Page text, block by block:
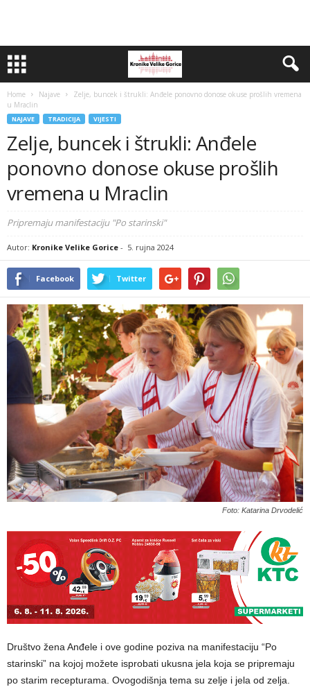
Home Najave
Zelje, buncek i štrukli: Anđele ponovno donose okuse prošlih vremena
u Mraclin
NAJAVE TRADICIJA VIJESTI
Zelje, buncek i štrukli: Anđele
ponovno donose okuse prošlih
vremena u Mraclin
Pripremaju manifestaciju "Po starinski"
Autor: Kronike Velike Gorice - 5. rujna 2024
Facebook Twitter
Foto: Katarina Drvodelić
Društvo žena Anđele i ove godine poziva na manifestaciju “Po
starinski” na kojoj možete isprobati ukusna jela koja se pripremaju
po starim recepturama. Ovogodišnja tema su zelje i jela od zelja.